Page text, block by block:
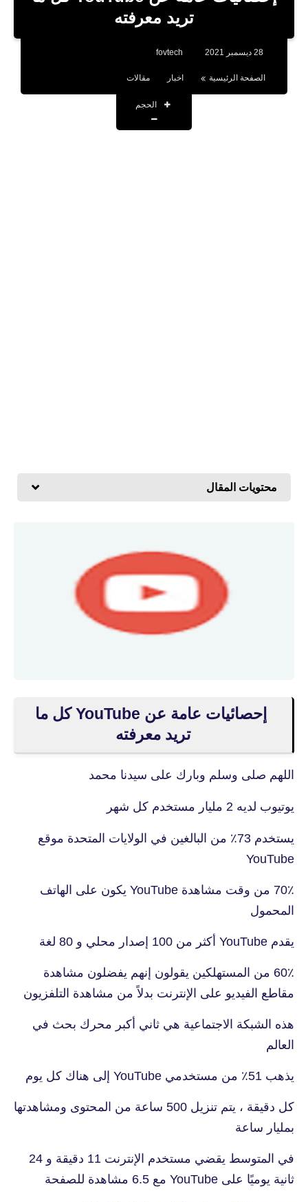
برامج كمبيوتر
تريد معرفته
28 ديسمبر 2021 fovtech
الصفحة الرئيسية اخبار مقالات
الحجم
محتويات المقال
إحصائيات عامة عن YouTube كل ما
تريد معرفته
اللهم صلى وسلم وبارك على سيدنا محمد
يوتيوب لديه 2 مليار مستخدم كل شهر
يستخدم 73٪ من البالغين في الولايات المتحدة موقع
YouTube
70٪ من وقت مشاهدة YouTube يكون على الهاتف
المحمول
يقدم YouTube أكثر من 100 إصدار محلي و 80 لغة
60٪ من المستهلكين يقولون إنهم يفضلون مشاهدة
مقاطع الفيديو على الإنترنت بدلاً من مشاهدة التلفزيون
هذه الشبكة الاجتماعية هي ثاني أكبر محرك بحث في
العالم
يذهب 51٪ من مستخدمي YouTube إلى هناك كل يوم
كل دقيقة ، يتم تنزيل 500 ساعة من المحتوى ومشاهدتها
بمليار ساعة
في المتوسط ​​يقضي مستخدم الإنترنت 11 دقيقة و 24
ثانية يوميًا على YouTube مع 6.5 مشاهدة للصفحة